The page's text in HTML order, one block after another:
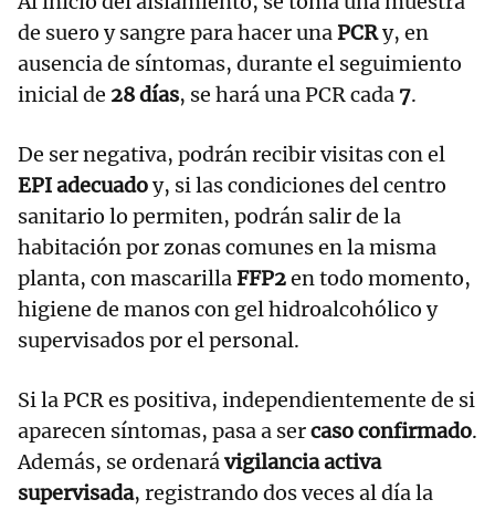
de suero y sangre para hacer unaPCRy, en
ausencia de síntomas, durante el seguimiento
inicial de 28 días, se hará una PCR cada 7.
De ser negativa, podrán recibir visitas con el
EPI adecuadoy, si las condiciones del centro
sanitario lo permiten, podrán salir de la
habitación por zonas comunes en la misma
planta, con mascarillaFFP2en todo momento,
higiene de manos con gel hidroalcohólico y
supervisados por el personal.
Si la PCR es positiva, independientemente de si
aparecen síntomas, pasa a sercaso confirmado.
Además, se ordenarávigilancia activa
supervisada, registrando dos veces al día la